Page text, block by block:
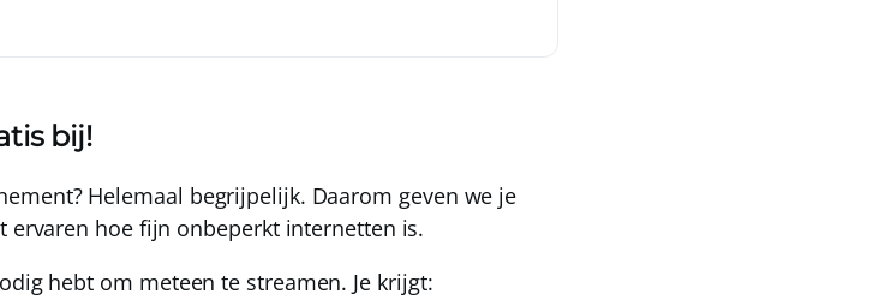
bij!
Helemaal begrijpelijk. Daarom geven we je
ervaren hoe fijn onbeperkt internetten is.
hebt om meteen te streamen. Je krijgt: